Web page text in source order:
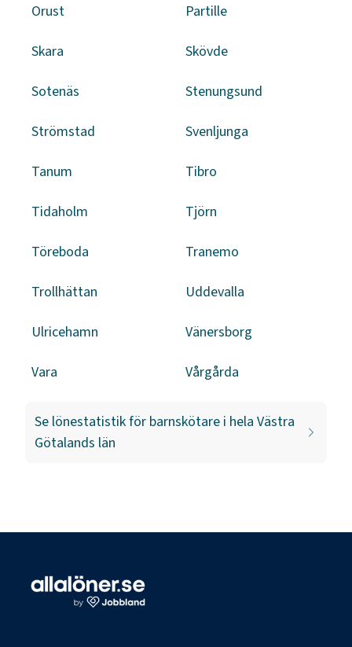
Orust Partille
Skara Skövde
Sotenäs Stenungsund
Strömstad Svenljunga
Tanum Tibro
Tidaholm Tjörn
Töreboda Tranemo
Trollhättan Uddevalla
Ulricehamn Vänersborg
Vara Vårgårda
Se lönestatistik för barnskötare i hela Västra
Götalands län